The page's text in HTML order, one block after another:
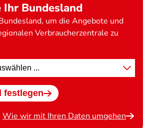
Bundesland
um die Angebote und
Verbraucherzentrale zu
festlegen
Wie wir mit Ihren Daten umgehen